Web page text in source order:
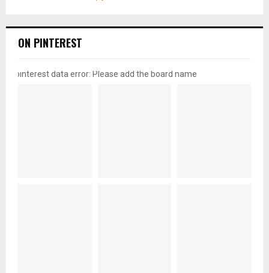
ON PINTEREST
pinterest data error: Please add the board name